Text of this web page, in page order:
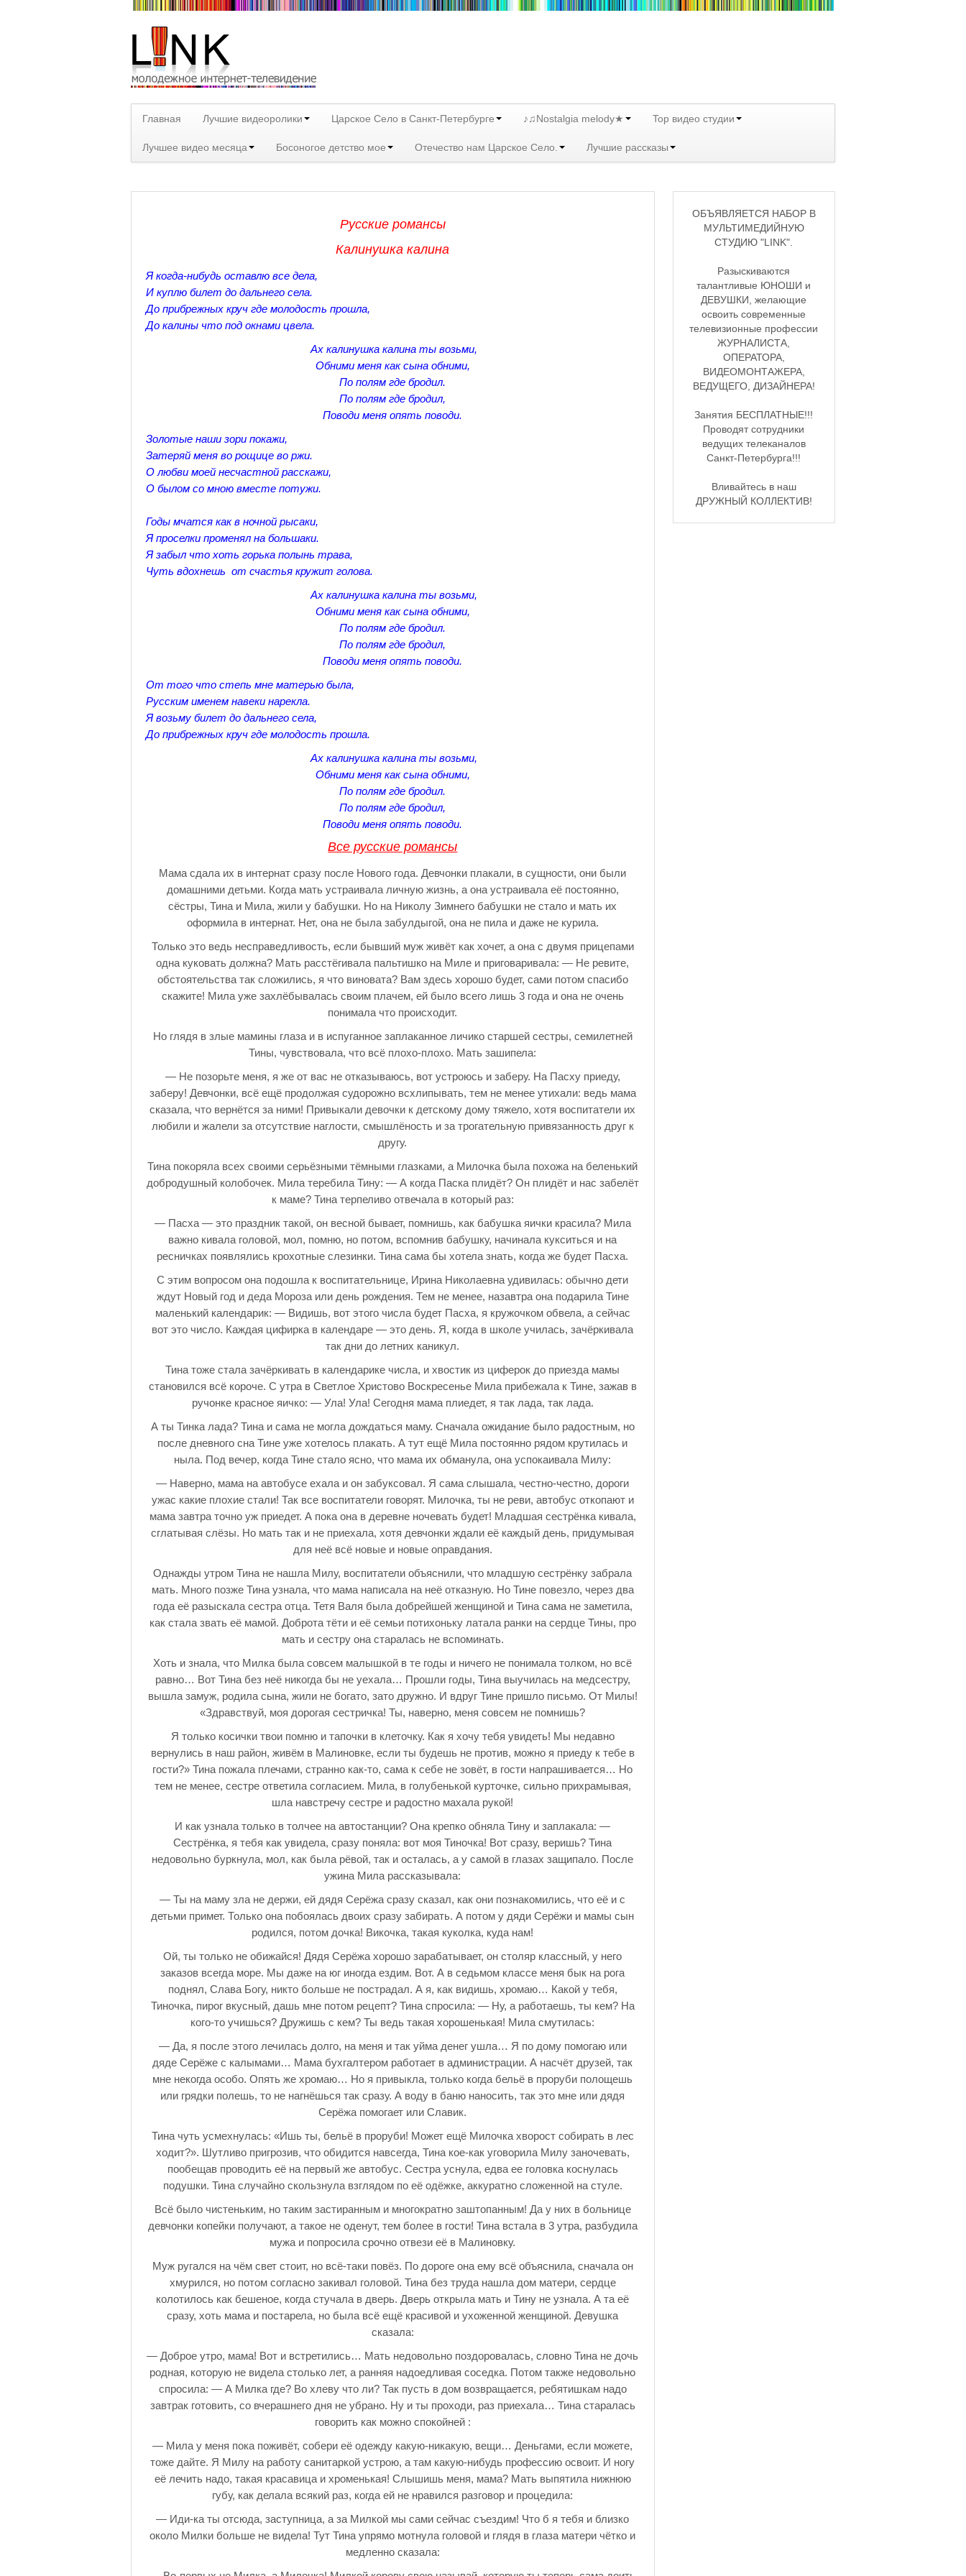
Главная Лучшие видеоролики Царское Село в Санкт-Петербурге ♪♫Nostalgia melody★ Top видео студии
Лучшее видео месяца Босоногое детство мое Отечество нам Царское Село. Лучшие рассказы
Русские романсы
Калинушка калина
Я когда-нибудь оставлю все дела,
И куплю билет до дальнего села.
До прибрежных круч где молодость прошла,
До калины что под окнами цвела.
Ах калинушка калина ты возьми,
Обними меня как сына обними,
По полям где бродил.
По полям где бродил,
Поводи меня опять поводи.
Золотые наши зори покажи,
Затеряй меня во рощице во ржи.
О любви моей несчастной расскажи,
О былом со мною вместе потужи.
Годы мчатся как в ночной рысаки,
Я проселки променял на большаки.
Я забыл что хоть горька полынь трава,
Чуть вдохнешь от счастья кружит голова.
Ах калинушка калина ты возьми,
Обними меня как сына обними,
По полям где бродил.
По полям где бродил,
Поводи меня опять поводи.
От того что степь мне матерью была,
Русским именем навеки нарекла.
Я возьму билет до дальнего села,
До прибрежных круч где молодость прошла.
Ах калинушка калина ты возьми,
Обними меня как сына обними,
По полям где бродил.
По полям где бродил,
Поводи меня опять поводи.
Все русские романсы
Мама сдала их в интернат сразу после Нового года. Девчонки плакали, в сущности, они были
домашними детьми. Когда мать устраивала личную жизнь, а она устраивала её постоянно,
сёстры, Тина и Мила, жили у бабушки. Но на Николу Зимнего бабушки не стало и мать их
оформила в интернат. Нет, она не была забулдыгой, она не пила и даже не курила.
Только это ведь несправедливость, если бывший муж живёт как хочет, а она с двумя прицепами
одна куковать должна? Мать расстёгивала пальтишко на Миле и приговаривала: — Не ревите,
обстоятельства так сложились, я что виновата? Вам здесь хорошо будет, сами потом спасибо
скажите! Мила уже захлёбывалась своим плачем, ей было всего лишь 3 года и она не очень
понимала что происходит.
Но глядя в злые мамины глаза и в испуганное заплаканное личико старшей сестры, семилетней
Тины, чувствовала, что всё плохо-плохо. Мать зашипела:
— Не позорьте меня, я же от вас не отказываюсь, вот устроюсь и заберу. На Пасху приеду,
заберу! Девчонки, всё ещё продолжая судорожно всхлипывать, тем не менее утихали: ведь мама
сказала, что вернётся за ними! Привыкали девочки к детскому дому тяжело, хотя воспитатели их
любили и жалели за отсутствие наглости, смышлёность и за трогательную привязанность друг к
другу.
Тина покоряла всех своими серьёзными тёмными глазками, а Милочка была похожа на беленький
добродушный колобочек. Мила теребила Тину: — А когда Паска плидёт? Он плидёт и нас забелёт
к маме? Тина терпеливо отвечала в который раз:
— Пасха — это праздник такой, он весной бывает, помнишь, как бабушка яички красила? Мила
важно кивала головой, мол, помню, но потом, вспомнив бабушку, начинала кукситься и на
ресничках появлялись крохотные слезинки. Тина сама бы хотела знать, когда же будет Пасха.
С этим вопросом она подошла к воспитательнице, Ирина Николаевна удивилась: обычно дети
ждут Новый год и деда Мороза или день рождения. Тем не менее, назавтра она подарила Тине
маленький календарик: — Видишь, вот этого числа будет Пасха, я кружочком обвела, а сейчас
вот это число. Каждая цифирка в календаре — это день. Я, когда в школе училась, зачёркивала
так дни до летних каникул.
Тина тоже стала зачёркивать в календарике числа, и хвостик из циферок до приезда мамы
становился всё короче. С утра в Светлое Христово Воскресенье Мила прибежала к Тине, зажав в
ручонке красное яичко: — Ула! Ула! Сегодня мама плиедет, я так лада, так лада.
А ты Тинка лада? Тина и сама не могла дождаться маму. Сначала ожидание было радостным, но
после дневного сна Тине уже хотелось плакать. А тут ещё Мила постоянно рядом крутилась и
ныла. Под вечер, когда Тине стало ясно, что мама их обманула, она успокаивала Милу:
— Наверно, мама на автобусе ехала и он забуксовал. Я сама слышала, честно-честно, дороги
ужас какие плохие стали! Так все воспитатели говорят. Милочка, ты не реви, автобус откопают и
мама завтра точно уж приедет. А пока она в деревне ночевать будет! Младшая сестрёнка кивала,
сглатывая слёзы. Но мать так и не приехала, хотя девчонки ждали её каждый день, придумывая
для неё всё новые и новые оправдания.
Однажды утром Тина не нашла Милу, воспитатели объяснили, что младшую сестрёнку забрала
мать. Много позже Тина узнала, что мама написала на неё отказную. Но Тине повезло, через два
года её разыскала сестра отца. Тетя Валя была добрейшей женщиной и Тина сама не заметила,
как стала звать её мамой. Доброта тёти и её семьи потихоньку латала ранки на сердце Тины, про
мать и сестру она старалась не вспоминать.
Хоть и знала, что Милка была совсем малышкой в те годы и ничего не понимала толком, но всё
равно… Вот Тина без неё никогда бы не уехала… Прошли годы, Тина выучилась на медсестру,
вышла замуж, родила сына, жили не богато, зато дружно. И вдруг Тине пришло письмо. От Милы!
«Здравствуй, моя дорогая сестричка! Ты, наверно, меня совсем не помнишь?
Я только косички твои помню и тапочки в клеточку. Как я хочу тебя увидеть! Мы недавно
вернулись в наш район, живём в Малиновке, если ты будешь не против, можно я приеду к тебе в
гости?» Тина пожала плечами, странно как-то, сама к себе не зовёт, в гости напрашивается… Но
тем не менее, сестре ответила согласием. Мила, в голубенькой курточке, сильно прихрамывая,
шла навстречу сестре и радостно махала рукой!
И как узнала только в толчее на автостанции? Она крепко обняла Тину и заплакала: —
Сестрёнка, я тебя как увидела, сразу поняла: вот моя Тиночка! Вот сразу, веришь? Тина
недовольно буркнула, мол, как была рёвой, так и осталась, а у самой в глазах защипало. После
ужина Мила рассказывала:
— Ты на маму зла не держи, ей дядя Серёжа сразу сказал, как они познакомились, что её и с
детьми примет. Только она побоялась двоих сразу забирать. А потом у дяди Серёжи и мамы сын
родился, потом дочка! Викочка, такая куколка, куда нам!
Ой, ты только не обижайся! Дядя Серёжа хорошо зарабатывает, он столяр классный, у него
заказов всегда море. Мы даже на юг иногда ездим. Вот. А в седьмом классе меня бык на рога
поднял, Слава Богу, никто больше не пострадал. А я, как видишь, хромаю… Какой у тебя,
Тиночка, пирог вкусный, дашь мне потом рецепт? Тина спросила: — Ну, а работаешь, ты кем? На
кого-то учишься? Дружишь с кем? Ты ведь такая хорошенькая! Мила смутилась:
— Да, я после этого лечилась долго, на меня и так уйма денег ушла… Я по дому помогаю или
дяде Серёже с калымами… Мама бухгалтером работает в администрации. А насчёт друзей, так
мне некогда особо. Опять же хромаю… Но я привыкла, только когда бельё в проруби полощешь
или грядки полешь, то не нагнёшься так сразу. А воду в баню наносить, так это мне или дядя
Серёжа помогает или Славик.
Тина чуть усмехнулась: «Ишь ты, бельё в проруби! Может ещё Милочка хворост собирать в лес
ходит?». Шутливо пригрозив, что обидится навсегда, Тина кое-как уговорила Милу заночевать,
пообещав проводить её на первый же автобус. Сестра уснула, едва ее головка коснулась
подушки. Тина случайно скользнула взглядом по её одёжке, аккуратно сложенной на стуле.
Всё было чистеньким, но таким застиранным и многократно заштопанным! Да у них в больнице
девчонки копейки получают, а такое не оденут, тем более в гости! Тина встала в 3 утра, разбудила
мужа и попросила срочно отвези её в Малиновку.
Муж ругался на чём свет стоит, но всё-таки повёз. По дороге она ему всё объяснила, сначала он
хмурился, но потом согласно закивал головой. Тина без труда нашла дом матери, сердце
колотилось как бешеное, когда стучала в дверь. Дверь открыла мать и Тину не узнала. А та её
сразу, хоть мама и постарела, но была всё ещё красивой и ухоженной женщиной. Девушка
сказала:
— Доброе утро, мама! Вот и встретились… Мать недовольно поздоровалась, словно Тина не дочь
родная, которую не видела столько лет, а ранняя надоедливая соседка. Потом также недовольно
спросила: — А Милка где? Во хлеву что ли? Так пусть в дом возвращается, ребятишкам надо
завтрак готовить, со вчерашнего дня не убрано. Ну и ты проходи, раз приехала… Тина старалась
говорить как можно спокойней :
— Мила у меня пока поживёт, собери её одежду какую-никакую, вещи… Деньгами, если можете,
тоже дайте. Я Милу на работу санитаркой устрою, а там какую-нибудь профессию освоит. И ногу
её лечить надо, такая красавица и хроменькая! Слышишь меня, мама? Мать выпятила нижнюю
губу, как делала всякий раз, когда ей не нравился разговор и процедила:
— Иди-ка ты отсюда, заступница, а за Милкой мы сами сейчас съездим! Что б я тебя и близко
около Милки больше не видела! Тут Тина упрямо мотнула головой и глядя в глаза матери чётко и
медленно сказала:
ОБЪЯВЛЯЕТСЯ НАБОР В
МУЛЬТИМЕДИЙНУЮ
СТУДИЮ "LINK".
Разыскиваются
талантливые ЮНОШИ и
ДЕВУШКИ, желающие
освоить современные
телевизионные профессии
ЖУРНАЛИСТА,
ОПЕРАТОРА,
ВИДЕОМОНТАЖЕРА,
ВЕДУЩЕГО, ДИЗАЙНЕРА!
Занятия БЕСПЛАТНЫЕ!!!
Проводят сотрудники
ведущих телеканалов
Санкт-Петербурга!!!
Вливайтесь в наш
ДРУЖНЫЙ КОЛЛЕКТИВ!